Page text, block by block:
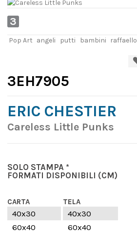
3
Pop Art angeli putti bambini raffaello
3EH7905
ERIC CHESTIER
Careless Little Punks
SOLO STAMPA *
FORMATI DISPONIBILI (CM)
CARTA TELA
40x30
40x30
60x40
60x40